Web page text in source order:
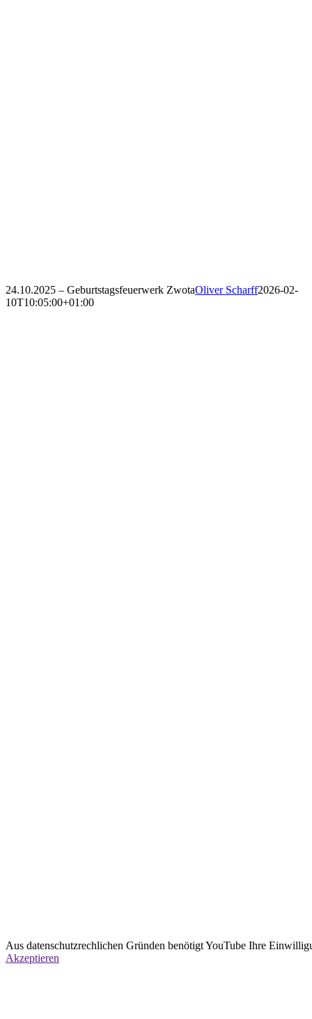
24.10.2025 – Geburtstagsfeuerwerk ZwotaOliver Scharff2026-02-
10T10:05:00+01:00
Aus datenschutzrechlichen Gründen benötigt YouTube Ihre
Akzeptieren